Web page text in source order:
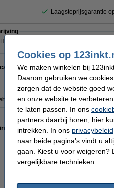
Laagsteprijsgarantie
HP advanced cleaning kit (CN459-
zwart
-
-
artikelen van klanten die dit artikel
Cookies op
We maken winkelen bij
Daarom gebruiken we
zorgen dat de website goed
en onze website te
te laten passen. In ons
partners daarbij horen; hier
intrekken. In ons privacybeleid
naar beide pagina's vindt u
gaan. Kiest u voor weigeren?
vergelijkbare technieken.